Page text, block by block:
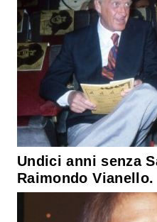
Undici anni senza
Raimondo